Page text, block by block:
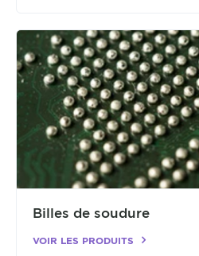
Billes de soudure
VOIR LES PRODUITS